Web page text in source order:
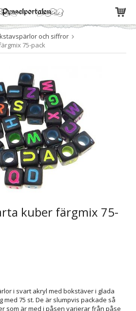
blivit tillagd i varukorgen
och siffror
75-pack
kuber färgmix 75-
i svart akryl med bokstäver i glada
med 75 st. De är slumpvis packade så
som är med i påsen varierar från påse